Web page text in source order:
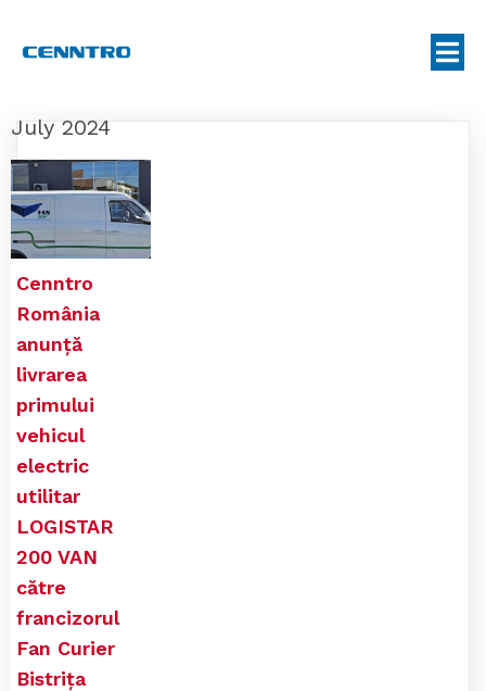
July 2024
Cenntro
România
anunță
livrarea
primului
vehicul
electric
utilitar
LOGISTAR
200 VAN
către
francizorul
Fan Curier
Bistrița